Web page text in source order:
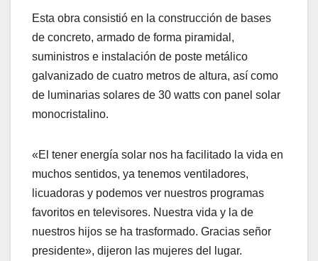
Esta obra consistió en la construcción de bases
de concreto, armado de forma piramidal,
suministros e instalación de poste metálico
galvanizado de cuatro metros de altura, así como
de luminarias solares de 30 watts con panel solar
monocristalino.
«El tener energía solar nos ha facilitado la vida en
muchos sentidos, ya tenemos ventiladores,
licuadoras y podemos ver nuestros programas
favoritos en televisores. Nuestra vida y la de
nuestros hijos se ha trasformado. Gracias señor
presidente», dijeron las mujeres del lugar.